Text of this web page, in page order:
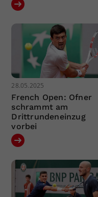
28.05.2025
French Open: Ofner
schrammt am
Drittrundeneinzug
vorbei